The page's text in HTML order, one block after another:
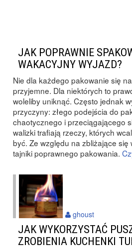
JAK POPRAWNIE
WAKACYJNY WYJAZD?
Nie dla każdego pakowanie się
przyjemne. Dla niektórych to
woleliby uniknąć. Często jednak
przyczyny: złego podejścia do
chaotycznego i przeciągającego
walizki trafiają rzeczy, których
być. Ze względu na zbliżające
tajniki poprawnego pakowania.
JAK WYKORZYSTAĆ
ZROBIENIA KUCHENKI
ghoust